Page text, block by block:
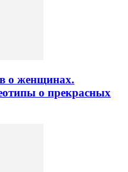
о женщинах.
о прекрасных